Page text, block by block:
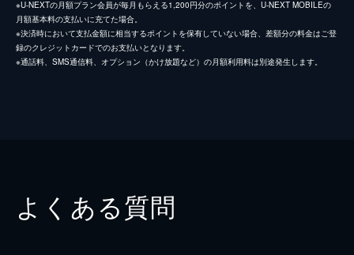
※U-NEXTの月額プラン会員が毎月もらえる1,200円分のポイントを、U-NEXT MOBILEの
月額基本料の支払いに充てた場合。
※決済時において支払金額に相当するポイントを保有していない場合、差額分の料金はご登
録のクレジットカードでのお支払いとなります。
※通話料、SMS通信料、オプション（かけ放題など）の月額利用料は別途発生します。
よくある質問